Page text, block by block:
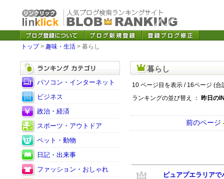
トップ> 趣味・生活 > 暮らし
パソコン・インターネット
ビジネス
政治・経済
スポーツ・アウトドア
ペット・動物
日記・出来事
ファッション・おしゃれ
暮らし
10 ページ目を表示 / 16ページ (合
ランキングの並び替え ： 昨日の
前のページ
ピュアプエラリア